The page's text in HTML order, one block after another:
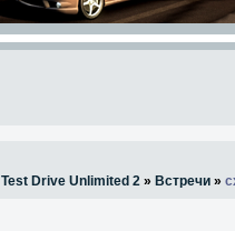
Test Drive Unlimited 2 » Встречи »